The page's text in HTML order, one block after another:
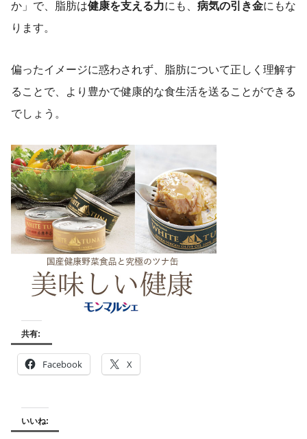
か」で、脂肪は健康を支える力にも、 病気の引き金にもな
ります。
偏ったイメージに惑わされず、脂肪について正しく理解す
ることで、より豊かで健康的な食生活を送ることができる
でしょう。
共有:
Facebook X
いいね: